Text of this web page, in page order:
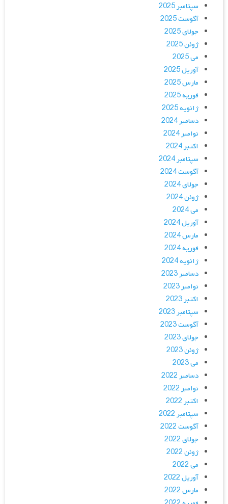
سپتامبر 2025
آگوست 2025
جولای 2025
ژوئن 2025
می 2025
آوریل 2025
مارس 2025
فوریه 2025
ژانویه 2025
دسامبر 2024
نوامبر 2024
اکتبر 2024
سپتامبر 2024
آگوست 2024
جولای 2024
ژوئن 2024
می 2024
آوریل 2024
مارس 2024
فوریه 2024
ژانویه 2024
دسامبر 2023
نوامبر 2023
اکتبر 2023
سپتامبر 2023
آگوست 2023
جولای 2023
ژوئن 2023
می 2023
دسامبر 2022
نوامبر 2022
اکتبر 2022
سپتامبر 2022
آگوست 2022
جولای 2022
ژوئن 2022
می 2022
آوریل 2022
مارس 2022